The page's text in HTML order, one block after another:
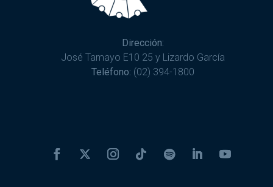
Dirección:
José Tamayo E10 25 y Lizardo García
Teléfono: (02) 394-1800